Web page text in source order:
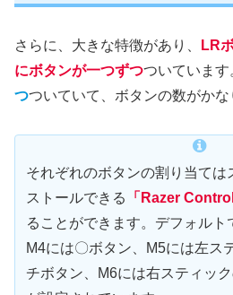
さらに、大きな特徴があり、
LR
にボタンが一つずつついています
つついていて、ボタンの数がかな
それぞれのボタンの割り当ては
ストールできる
「Razer
ることができます。デフォルト
M4には〇ボタン、M5には左ス
チボタン、M6には右スティッ